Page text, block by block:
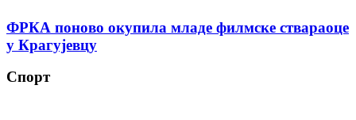
ФРКА поново окупила младе филмске ствараоце
у Крагујевцу
Спорт